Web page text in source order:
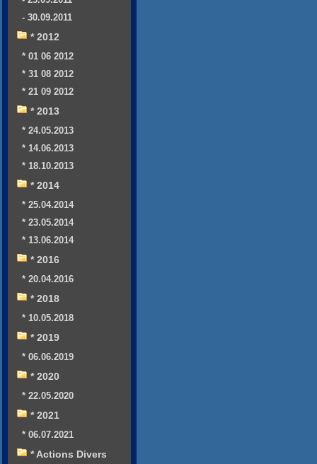
- 30.09.2011
* 2012
* 01 06 2012
* 31 08 2012
* 21 09 2012
* 2013
* 24.05.2013
* 14.06.2013
* 18.10.2013
* 2014
* 25.04.2014
* 23.05.2014
* 13.06.2014
* 2016
* 20.04.2016
* 2018
* 10.05.2018
* 2019
* 06.06.2019
* 2020
* 22.05.2020
* 2021
* 06.07.2021
* Actions Divers